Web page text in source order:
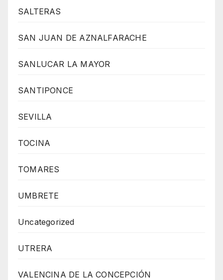
SALTERAS
SAN JUAN DE AZNALFARACHE
SANLUCAR LA MAYOR
SANTIPONCE
SEVILLA
TOCINA
TOMARES
UMBRETE
Uncategorized
UTRERA
VALENCINA DE LA CONCEPCIÓN